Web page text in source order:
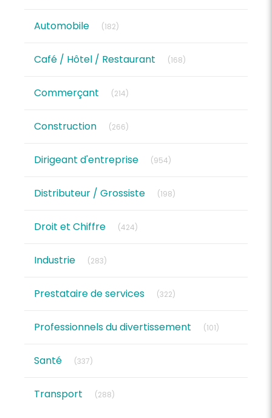
Automobile (182)
Café / Hôtel / Restaurant (168)
Commerçant (214)
Construction (266)
Dirigeant d'entreprise (954)
Distributeur / Grossiste (198)
Droit et Chiffre (424)
Industrie (283)
Prestataire de services (322)
Professionnels du divertissement (101)
Santé (337)
Transport (288)